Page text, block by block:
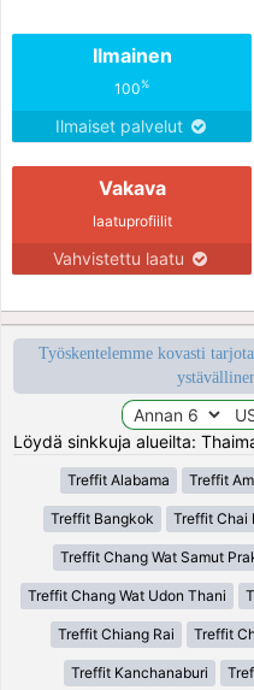
Ilmainen
100%
Ilmaiset palvelut
Vakava
laatuprofiilit
Vahvistettu laatu
Työskentelemme kovasti
Löydä sinkkuja alueilta:
Treffit Alabama Treffit
Treffit Bangkok Treffit Chai
Treffit Chang Wat Samut
Treffit Chang Wat Udon Thani
Treffit Chiang Rai Treffit
Treffit Kanchanaburi